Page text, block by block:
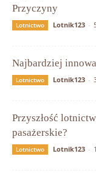
Przyczyny
Lotnictwo Lotnik123 -
Najbardziej
Lotnictwo Lotnik123 -
Przyszłość
pasażerskie?
Lotnictwo Lotnik123 -